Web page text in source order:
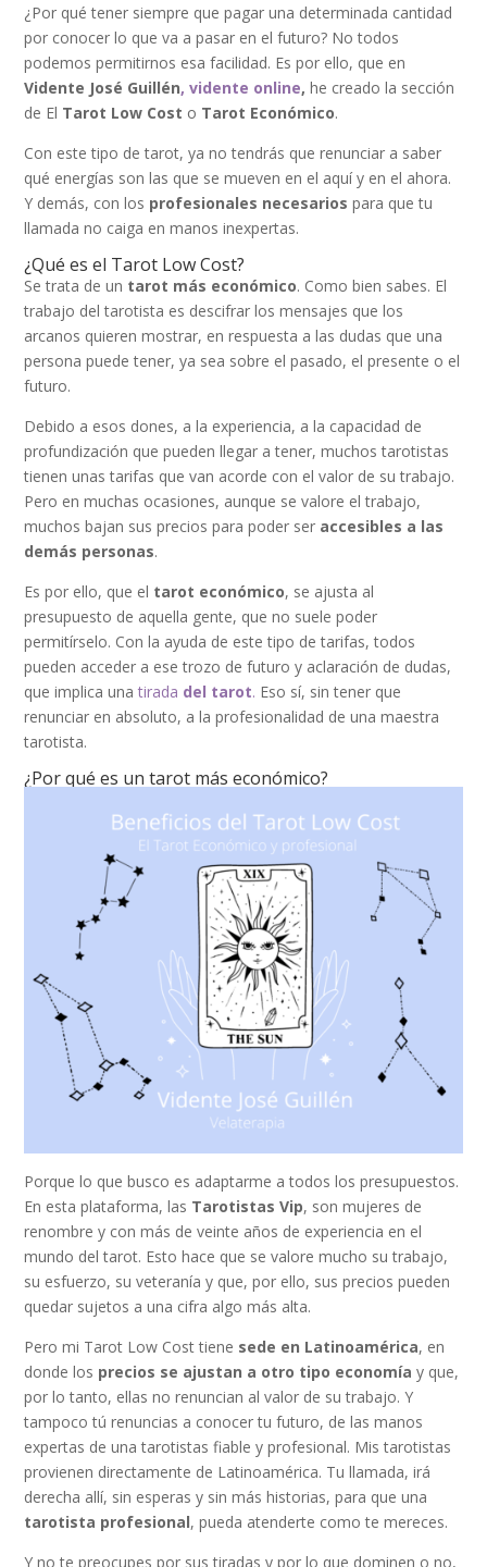
¿Por qué tener siempre que pagar una determinada cantidad
por conocer lo que va a pasar en el futuro? No todos
podemos permitirnos esa facilidad. Es por ello, que en
Vidente José Guillén, vidente online, he creado la sección
de El Tarot Low Cost o Tarot Económico.
Con este tipo de tarot, ya no tendrás que renunciar a saber
qué energías son las que se mueven en el aquí y en el ahora.
Y demás, con los profesionales necesarios para que tu
llamada no caiga en manos inexpertas.
¿Qué es el Tarot Low Cost?
Se trata de un tarot más económico. Como bien sabes. El
trabajo del tarotista es descifrar los mensajes que los
arcanos quieren mostrar, en respuesta a las dudas que una
persona puede tener, ya sea sobre el pasado, el presente o el
futuro.
Debido a esos dones, a la experiencia, a la capacidad de
profundización que pueden llegar a tener, muchos tarotistas
tienen unas tarifas que van acorde con el valor de su trabajo.
Pero en muchas ocasiones, aunque se valore el trabajo,
muchos bajan sus precios para poder ser accesibles a las
demás personas.
Es por ello, que el tarot económico, se ajusta al
presupuesto de aquella gente, que no suele poder
permitírselo. Con la ayuda de este tipo de tarifas, todos
pueden acceder a ese trozo de futuro y aclaración de dudas,
que implica unatirada del tarot. Eso sí, sin tener que
renunciar en absoluto, a la profesionalidad de una maestra
tarotista.
¿Por qué es un tarot más económico?
Porque lo que busco es adaptarme a todos los presupuestos.
En esta plataforma, las Tarotistas Vip, son mujeres de
renombre y con más de veinte años de experiencia en el
mundo del tarot. Esto hace que se valore mucho su trabajo,
su esfuerzo, su veteranía y que, por ello, sus precios pueden
quedar sujetos a una cifra algo más alta.
Pero mi Tarot Low Cost tiene sede en Latinoamérica, en
donde los precios se ajustan a otro tipo economía y que,
por lo tanto, ellas no renuncian al valor de su trabajo. Y
tampoco tú renuncias a conocer tu futuro, de las manos
expertas de una tarotistas fiable y profesional. Mis tarotistas
provienen directamente de Latinoamérica. Tu llamada, irá
derecha allí, sin esperas y sin más historias, para que una
tarotista profesional, pueda atenderte como te mereces.
Y no te preocupes por sus tiradas y por lo que dominen o no,